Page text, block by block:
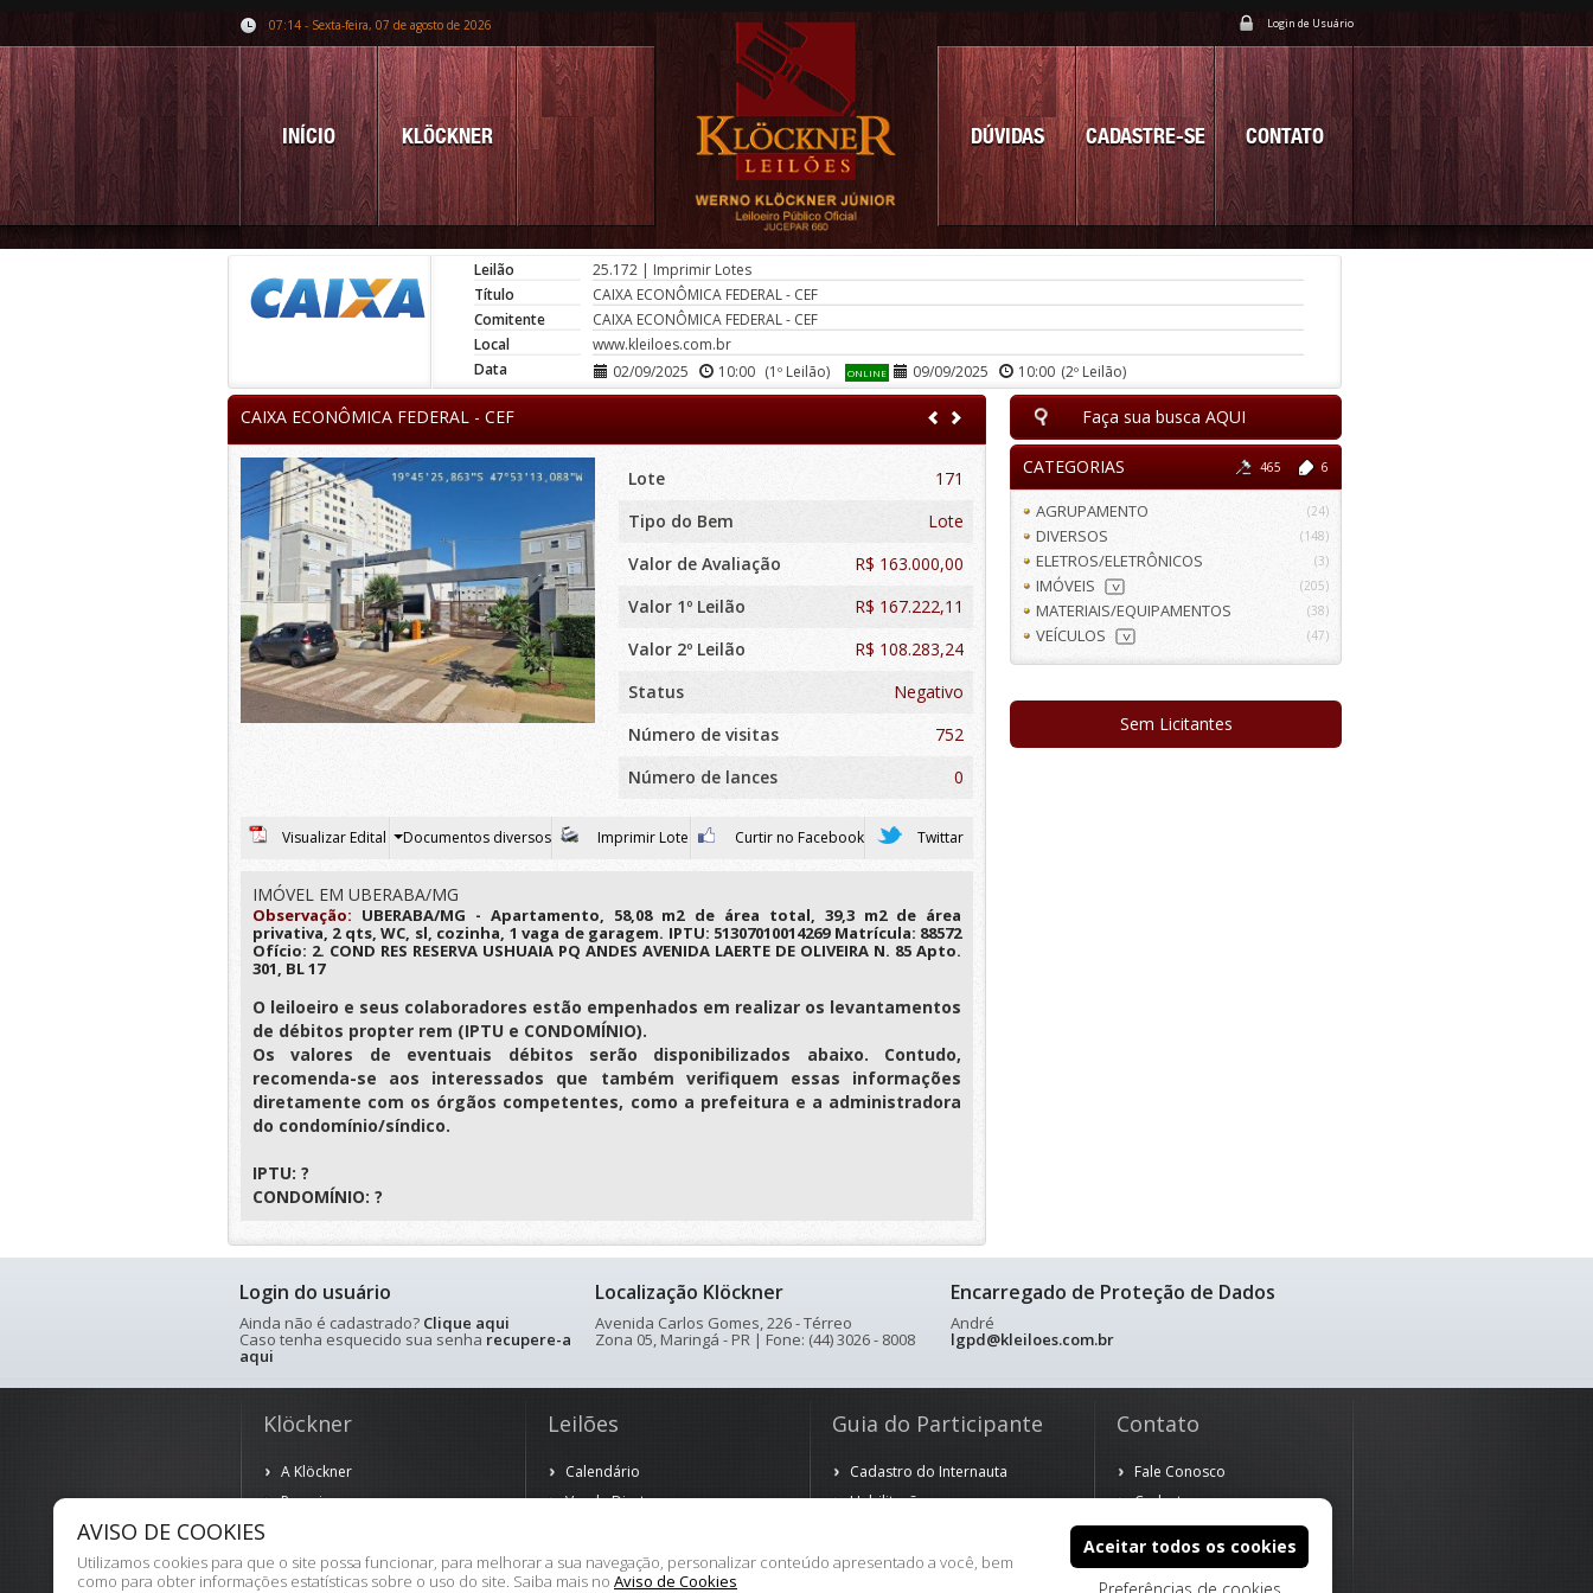
07:14 - Sexta-feira, 07 de agosto de 2026 Login de Usuário
INÍCIO KLÖCKNER CONTATO
CADASTRE-SE
DÚVIDAS
Leilão 25.172 | Imprimir Lotes
Título
CAIXA ECONÔMICA FEDERAL - CEF
Comitente
CAIXA ECONÔMICA FEDERAL - CEF
Local
www.kleiloes.com.br
Data
02/09/2025 10:00 (1º Leilão) ONLINE 09/09/2025 10:00 (2º Leilão)
CAIXA ECONÔMICA FEDERAL - CEF
Lote
171
Tipo do Bem
Lote
Valor de Avaliação
R$ 163.000,00
Valor 1º Leilão
R$ 167.222,11
Valor 2º Leilão
R$ 108.283,24
Status
Negativo
Número de visitas
752
Número de lances
0
Visualizar Edital Documentos diversos Imprimir Lote Curtir no Facebook Twittar
IMÓVEL EM UBERABA/MG
Observação: UBERABA/MG - Apartamento, 58,08 m2 de área total, 39,3 m2 de área
privativa, 2 qts, WC, sl, cozinha, 1 vaga de garagem. IPTU: 51307010014269 Matrícula: 88572
Ofício: 2. COND RES RESERVA USHUAIA PQ ANDES AVENIDA LAERTE DE OLIVEIRA N. 85 Apto.
301, BL 17
O leiloeiro e seus colaboradores estão empenhados em realizar os levantamentos
de débitos propter rem (IPTU e CONDOMÍNIO).
Os valores de eventuais débitos serão disponibilizados abaixo. Contudo,
recomenda-se aos interessados que também verifiquem essas informações
diretamente com os órgãos competentes, como a prefeitura e a administradora
do condomínio/síndico.
IPTU: ?
CONDOMÍNIO: ?
Faça sua busca AQUI
CATEGORIAS 465 6
AGRUPAMENTO (24)
DIVERSOS (148)
ELETROS/ELETRÔNICOS (3)
IMÓVEIS > (205)
MATERIAIS/EQUIPAMENTOS (38)
VEÍCULOS > (47)
Sem Licitantes
Login do usuário
Ainda não é cadastrado? Clique aqui
Caso tenha esquecido sua senha recupere-a
aqui
Localização Klöckner
Avenida Carlos Gomes, 226 - Térreo
Zona 05, Maringá - PR | Fone: (44) 3026 - 8008
Encarregado de Proteção de Dados
André
lgpd@kleiloes.com.br
Klöckner
A Klöckner
Parceiros
Termos de Uso
Leilões
Calendário
Venda Direta
Guia do Participante
Cadastro do Internauta
Habilitação
Observação
Contato
Fale Conosco
Cadastre-se
AVISO DE COOKIES
Utilizamos cookies para que o site possa funcionar, para melhorar a sua navegação, personalizar conteúdo apresentado a você, bem
como para obter informações estatísticas sobre o uso do site. Saiba mais no Aviso de Cookies
Aceitar todos os cookies